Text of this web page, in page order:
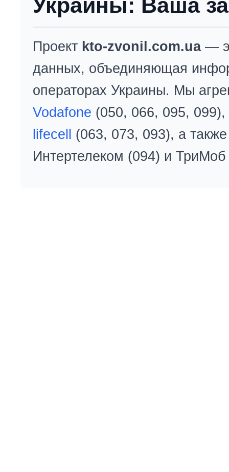
Украины: Ваша
Проект kto-zvonil.com.ua—
данных, объединяющая
операторах Украины. Мы
Vodafone (050, 066, 095, 099),
lifecell
(063, 073, 093), а
Интертелеком (094) и ТриМоб